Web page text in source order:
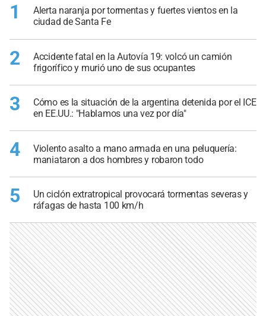
1
Alerta naranja por tormentas y fuertes vientos en la
ciudad de Santa Fe
2
Accidente fatal en la Autovía 19: volcó un camión
frigorífico y murió uno de sus ocupantes
3
Cómo es la situación de la argentina detenida por el ICE
en EE.UU.: "Hablamos una vez por día"
4
Violento asalto a mano armada en una peluquería:
maniataron a dos hombres y robaron todo
5
Un ciclón extratropical provocará tormentas severas y
ráfagas de hasta 100 km/h